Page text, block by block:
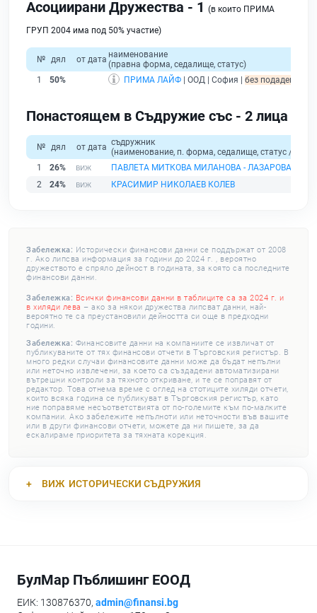
Асоциирани Дружества - 1 (в които ПРИМА
ГРУП 2004 има под 50% участие)
№ дял от дата наименование
(правна форма, седалище, статус)
1
50% ПРИМА ЛАЙФ | ООД | София | без подаден
Понастоящем в Съдружие със - 2 лица
№ дял от дата съдружник
(наименование, п. форма, седалище, статус /
1
26%
ПАВЛЕТА МИТКОВА МИЛАНОВА - ЛАЗАРОВА
2
24% КРАСИМИР НИКОЛАЕВ КОЛЕВ
Забележка: Исторически финансови данни се поддържат от 2008
г. Ако липсва информация за години до 2024 г. , вероятно
дружеството е спряло дейност в годината, за която са последните
финансови данни.
Забележка: Всички финансови данни в таблиците са за 2024 г. и
в хиляди лева – ако за някои дружества липсват данни, най-
вероятно те са преустановили дейността си още в предходни
години.
Забележка: Финансовите данни на компаниите се извличат от
публикуваните от тях финансови отчети в Търговския регистър. В
много редки случаи финансовите данни може да бъдат непълни
или неточно извлечени, за което са създадени автоматизирани
вътрешни контроли за тяхното откриване, и те се поправят от
редактор. Това отнема време с оглед на стотиците хиляди отчети,
които всяка година се публикуват в Търговския регистър, като
ние поправяме несъответствията от по-големите към по-малките
компании. Ако забележите непълноти или неточности във вашите
или в други финансови отчети, можете да ни пишете, за да
ескалираме приоритета за тяхната корекция.
ВИЖ ИСТОРИЧЕСКИ СЪДРУЖИЯ
БулМар Пъблишинг ЕООД
ЕИК: 130876370, admin@finansi.bg